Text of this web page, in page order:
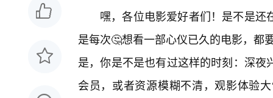
嘿，各位电影爱好者们！是不是
是每次🤔想看一部心仪已久的电影，都
是，你是不是也有过这样的时刻：深
会员，或者资源模糊不清，观影体验